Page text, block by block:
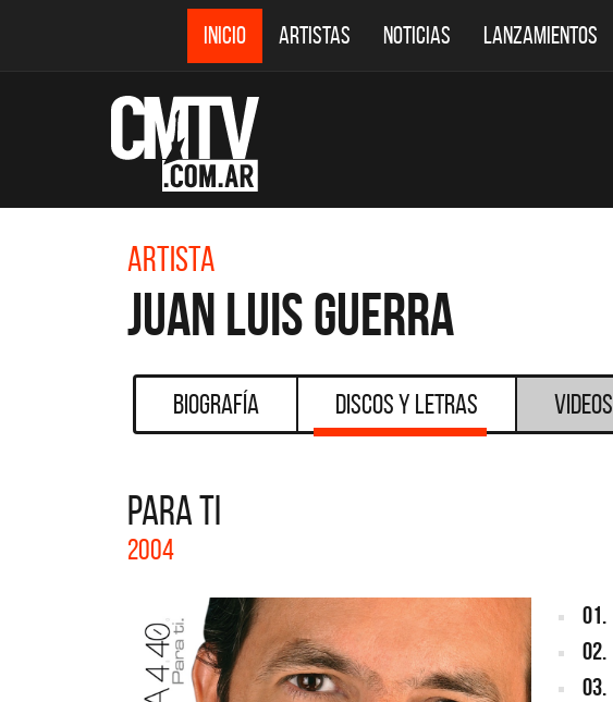
INICIO ARTISTAS NOTICIAS LANZAMIENTOS
Artista
Juan Luis Guerra
Biografía Discos y Letras Videos
PARA TI
2004
01.
02.
03.
DESTACADOS